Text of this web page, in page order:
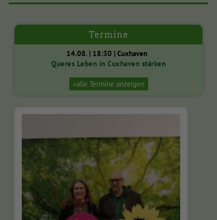
Termine
14.08. | 18:30 | Cuxhaven
Queres Leben in Cuxhaven stärken
»alle Termine anzeigen